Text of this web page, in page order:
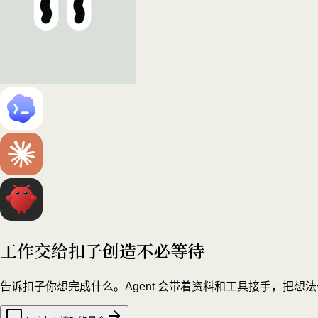
工作交给扣子创造不必等待
告诉扣子你想完成什么。Agent 会带着资料和工具接手，把想法